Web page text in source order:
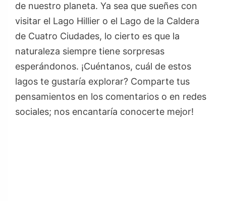
de nuestro planeta. Ya sea que sueñes con
visitar el Lago Hillier o el Lago de la Caldera
de Cuatro Ciudades, lo cierto es que la
naturaleza siempre tiene sorpresas
esperándonos. ¡Cuéntanos, cuál de estos
lagos te gustaría explorar? Comparte tus
pensamientos en los comentarios o en redes
sociales; nos encantaría conocerte mejor!